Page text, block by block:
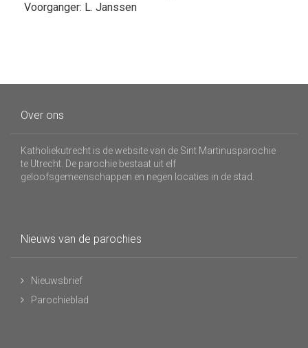
Voorganger: L. Janssen
Over ons
Katholiekutrecht is de website van de Sint Martinusparochie
te Utrecht. De parochie bestaat uit elf
geloofsgemeenschappen en negen locaties in de stad.
Nieuws van de parochies
Nieuwsbrief
Parochieblad